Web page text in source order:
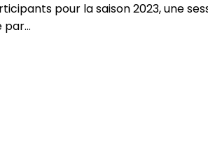
pour la saison 2023, une